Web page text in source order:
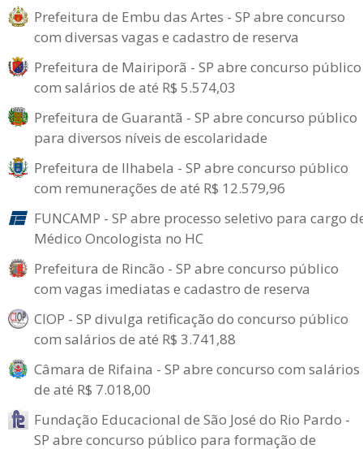
Prefeitura de Embu das Artes - SP abre concurso
com diversas vagas e cadastro de reserva
Prefeitura de Mairiporã - SP abre concurso público
com salários de até R$ 5.574,03
Prefeitura de Guarantã - SP abre concurso público
para diversos níveis de escolaridade
Prefeitura de Ilhabela - SP abre concurso público
com remunerações de até R$ 12.579,96
FUNCAMP - SP abre processo seletivo para cargo
Médico Oncologista no HC
Prefeitura de Rincão - SP abre concurso público
com vagas imediatas e cadastro de reserva
CIOP - SP divulga retificação do concurso público
com salários de até R$ 3.741,88
Câmara de Rifaina - SP abre concurso com salários
de até R$ 7.018,00
Fundação Educacional de São José do Rio Pardo -
SP abre concurso público para formação de